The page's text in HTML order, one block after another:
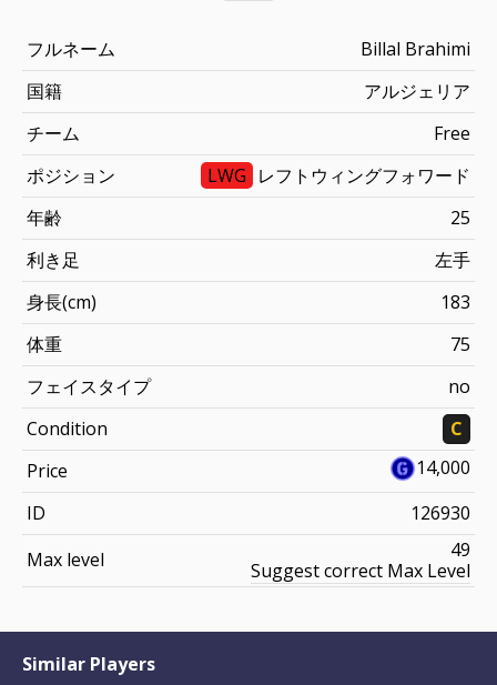
フルネーム
Billal Brahimi
国籍
アルジェリア
チーム
Free
ポジション
LWG レフトウィングフォワード
年齢
25
利き足
左手
身長(cm)
183
体重
75
フェイスタイプ
no
Condition
C
Price
14,000
ID
126930
Max level
49
Suggest correct Max Level
Similar Players